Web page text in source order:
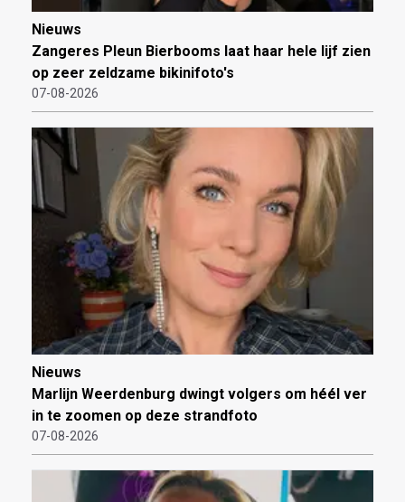
Nieuws
Zangeres Pleun Bierbooms laat haar hele lijf zien
op zeer zeldzame bikinifoto's
07-08-2026
Nieuws
Marlijn Weerdenburg dwingt volgers om héél ver
in te zoomen op deze strandfoto
07-08-2026